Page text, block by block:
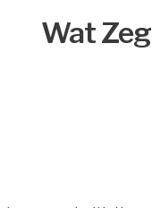
Wat